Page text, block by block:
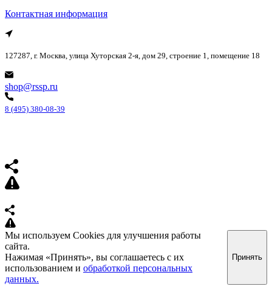
Контактная информация
127287, г. Москва, улица Хуторская 2-я, дом 29, строение 1, помещение 18
shop@rssp.ru
8 (495) 380-08-39
Мы используем Cookies для улучшения работы
сайта.
Нажимая «Принять», вы соглашаетесь с их
использованием и обработкой персональных
данных.
Принять